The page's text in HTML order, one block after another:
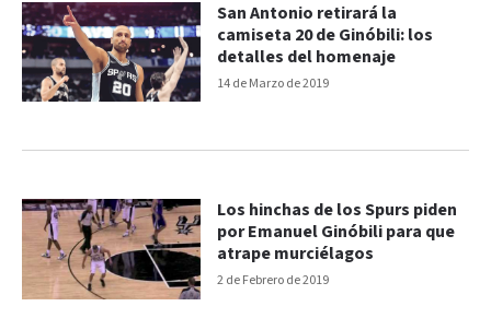
14 de Marzo de 2019
San Antonio retirará la
camiseta 20 de Ginóbili: los
detalles del homenaje
2 de Febrero de 2019
Los hinchas de los Spurs piden
por Emanuel Ginóbili para que
atrape murciélagos